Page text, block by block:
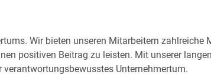
Wir bieten unseren Mitarbeitern zahlreiche
positiven Beitrag zu leisten. Mit unserer langen
Unternehmertum.